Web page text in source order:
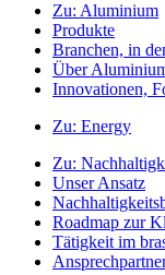
Zu: Aluminium
Produkte
Branchen, in
Über
Innovationen,
Zu: Energy
Zu:
Unser Ansatz
Roadmap zur
Tätigkeit im